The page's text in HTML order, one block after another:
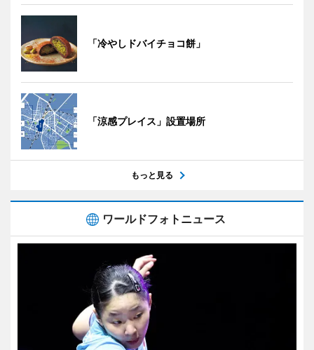
「冷やしドバイチョコ餅」
「涼感プレイス」設置場所
もっと見る
ワールドフォトニュース